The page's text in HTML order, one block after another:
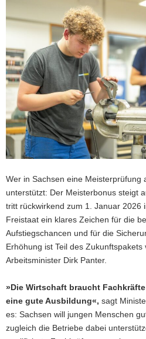
a
i
g
a
o
n
Wer in Sachsen eine Meisterprüfung
unterstützt: Der Meisterbonus steigt
tritt rückwirkend zum 1. Januar 2026
Freistaat ein klares Zeichen für die
Aufstiegschancen und für die
Erhöhung ist Teil des Zukunftspakets
Arbeitsminister Dirk Panter.
»Die Wirtschaft braucht
eine gute Ausbildung«, sagt
es: Sachsen will jungen Menschen
zugleich die Betriebe dabei